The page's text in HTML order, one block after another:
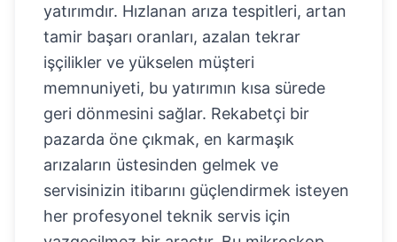
yatırımdır. Hızlanan arıza tespitleri, artan
tamir başarı oranları, azalan tekrar
işçilikler ve yükselen müşteri
memnuniyeti, bu yatırımın kısa sürede
geri dönmesini sağlar. Rekabetçi bir
pazarda öne çıkmak, en karmaşık
arızaların üstesinden gelmek ve
servisinizin itibarını güçlendirmek isteyen
her profesyonel teknik servis için